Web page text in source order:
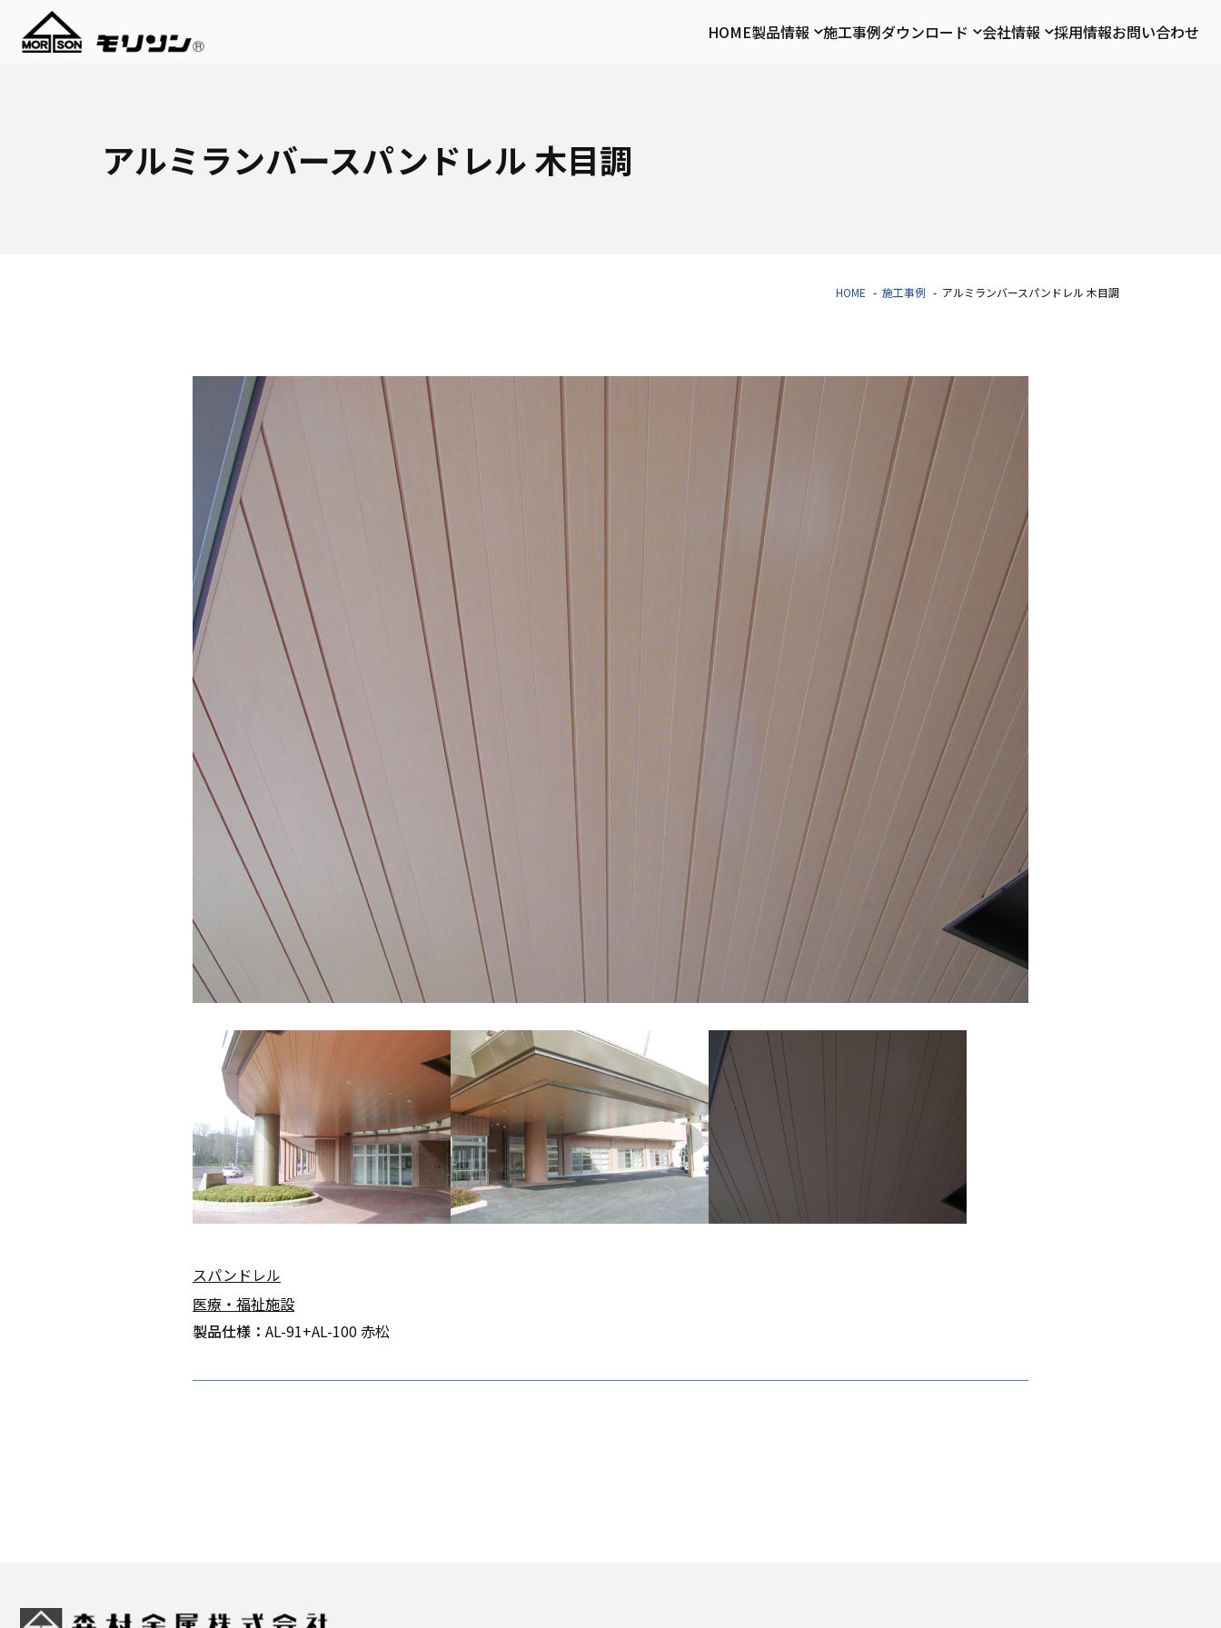
HOME製品情報 施工事例ダウンロード 会社情報 採用情報お問い合わせ
アルミランバースパンドレル 木目調
HOME 施工事例 アルミランバースパンドレル 木目調
スパンドレル
医療・福祉施設
製品仕様： AL-91+AL-100 赤松